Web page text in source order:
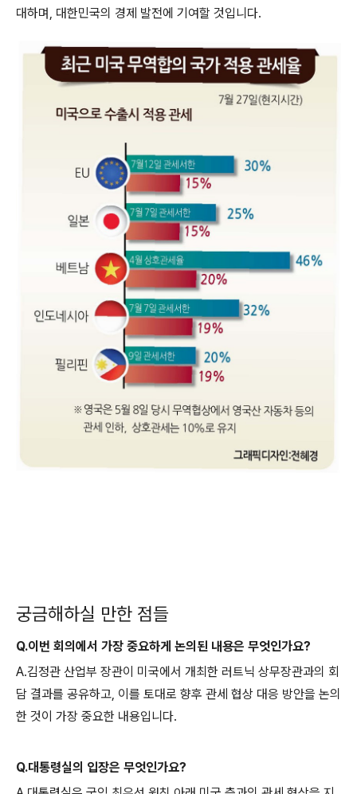
대하며, 대한민국의 경제 발전에 기여할 것입니다.
궁금해하실 만한 점들
Q.이번 회의에서 가장 중요하게 논의된 내용은 무엇인가요?
A.김정관 산업부 장관이 미국에서 개최한 러트닉 상무장관과의 회
담 결과를 공유하고, 이를 토대로 향후 관세 협상 대응 방안을 논의
한 것이 가장 중요한 내용입니다.
Q.대통령실의 입장은 무엇인가요?